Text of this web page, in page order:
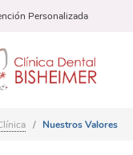
Personalizada
Nuestros Valores